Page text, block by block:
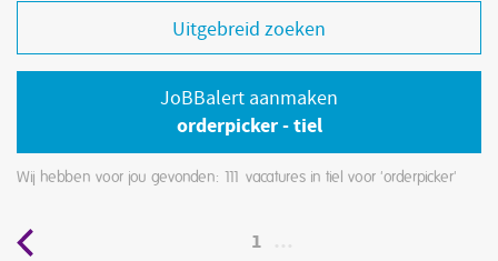
Uitgebreid zoeken
JoBBalert aanmaken
orderpicker - tiel
Wij hebben voor jou gevonden: 111 vacatures in tiel voor 'orderpicker'
1